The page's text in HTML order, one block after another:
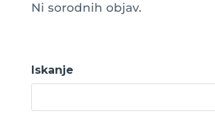
Ni sorodnih objav.
Iskanje